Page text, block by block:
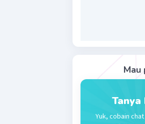
informal,
daerah,
makna,
Mau
Tanya
Yuk, cobain